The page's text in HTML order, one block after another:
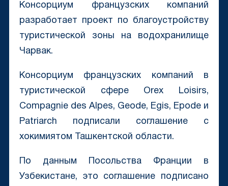
Консорциум французских компаний
разработает проект по благоустройству
туристической зоны на водохранилище
Чарвак.
Консорциум французских компаний в
туристической сфере Orex Loisirs,
Compagnie des Alpes, Geode, Egis, Epode и
Patriarch подписали соглашение с
хокимиятом Ташкентской области.
По данным Посольства Франции в
Узбекистане, это соглашение подписано